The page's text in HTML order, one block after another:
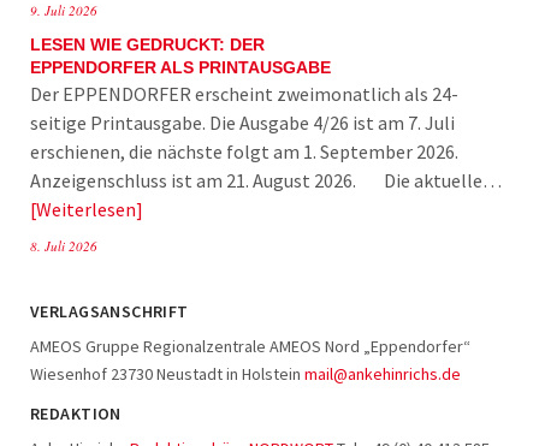
9. Juli 2026
LESEN WIE GEDRUCKT: DER
EPPENDORFER ALS PRINTAUSGABE
Der EPPENDORFER erscheint zweimonatlich als 24-
seitige Printausgabe. Die Ausgabe 4/26 ist am 7. Juli
erschienen, die nächste folgt am 1. September 2026.
Anzeigenschluss ist am 21. August 2026. Die aktuelle…
Weiterlesen
8. Juli 2026
VERLAGSANSCHRIFT
AMEOS Gruppe Regionalzentrale AMEOS Nord „Eppendorfer“
Wiesenhof 23730 Neustadt in Holstein mail@ankehinrichs.de
REDAKTION